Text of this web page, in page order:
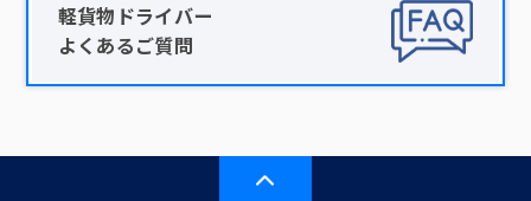
軽貨物ドライバー
よくあるご質問